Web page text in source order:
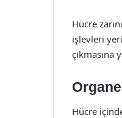
Hücre
işlevleri
çıkmasına
Hücre